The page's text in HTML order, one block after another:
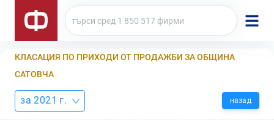
КЛАСАЦИЯ ПО ПРИХОДИ ОТ ПРОДАЖБИ ЗА ОБЩИНА
САТОВЧА
за 2021 г. назад